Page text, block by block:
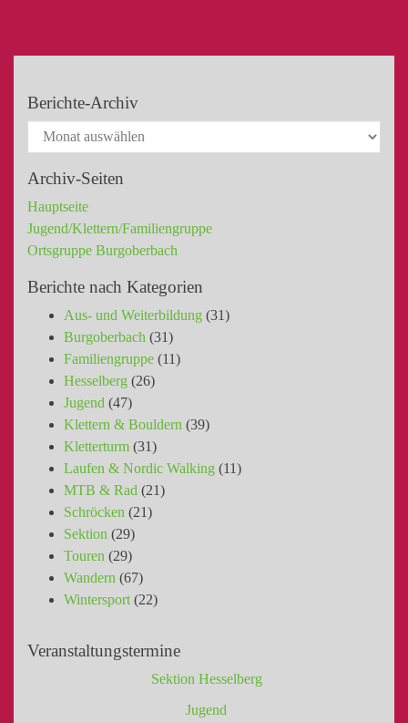
Berichte-Archiv
Archiv-Seiten
Hauptseite
Jugend/Klettern/Familiengruppe
Ortsgruppe Burgoberbach
Berichte nach Kategorien
Aus- und Weiterbildung (31)
Burgoberbach (31)
Familiengruppe (11)
Hesselberg (26)
Jugend (47)
Klettern & Bouldern (39)
Kletterturm (31)
Laufen & Nordic Walking (11)
MTB & Rad (21)
Schröcken (21)
Sektion (29)
Touren (29)
Wandern (67)
Wintersport (22)
Veranstaltungstermine
Sektion Hesselberg
Jugend